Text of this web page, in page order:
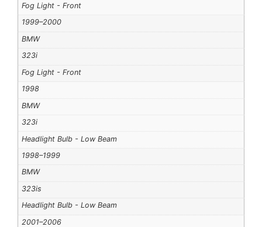
Fog Light - Front
1999–2000
BMW
323i
Fog Light - Front
1998
BMW
323i
Headlight Bulb - Low Beam
1998–1999
BMW
323is
Headlight Bulb - Low Beam
2001–2006